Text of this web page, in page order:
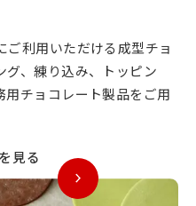
ご利用いただける成型チョ
グ、練り込み、トッピン
チョコレート製品をご用
見る